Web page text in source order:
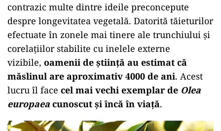
contrazic multe dintre ideile preconcepute
despre longevitatea vegetală. Datorită tăieturilor
efectuate în zonele mai tinere ale trunchiului și
corelațiilor stabilite cu inelele externe
vizibile, oamenii de știință au estimat că
măslinul are aproximativ 4000 de ani. Acest
lucru îl face cel mai vechi exemplar de Olea
europaea cunoscut și încă în viață.